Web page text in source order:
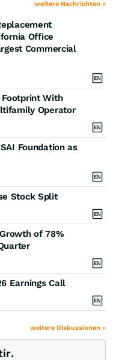
weitere Nachrichten »
Office
Commercial
With
Operator
Foundation as
Stock Split
of 78%
Earnings Call
weitere Diskussionen »